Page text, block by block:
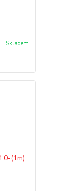
Skladem